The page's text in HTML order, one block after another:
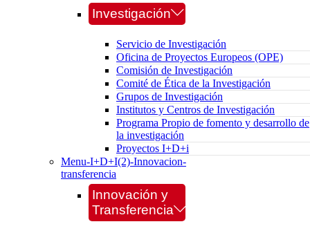
Investigación
Servicio de Investigación
Oficina de Proyectos Europeos (OPE)
Comisión de Investigación
Comité de Ética de la Investigación
Grupos de Investigación
Institutos y Centros de Investigación
Programa Propio de fomento y desarrollo de
la investigación
Proyectos I+D+i
Menu-I+D+I(2)-Innovacion-
transferencia
Innovación y
Transferencia